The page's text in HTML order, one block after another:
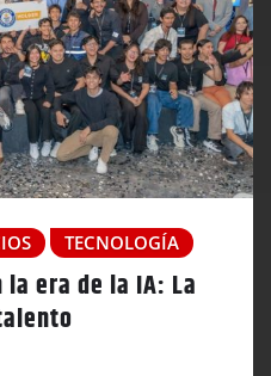
TECNOLOGÍA
era de la IA: La